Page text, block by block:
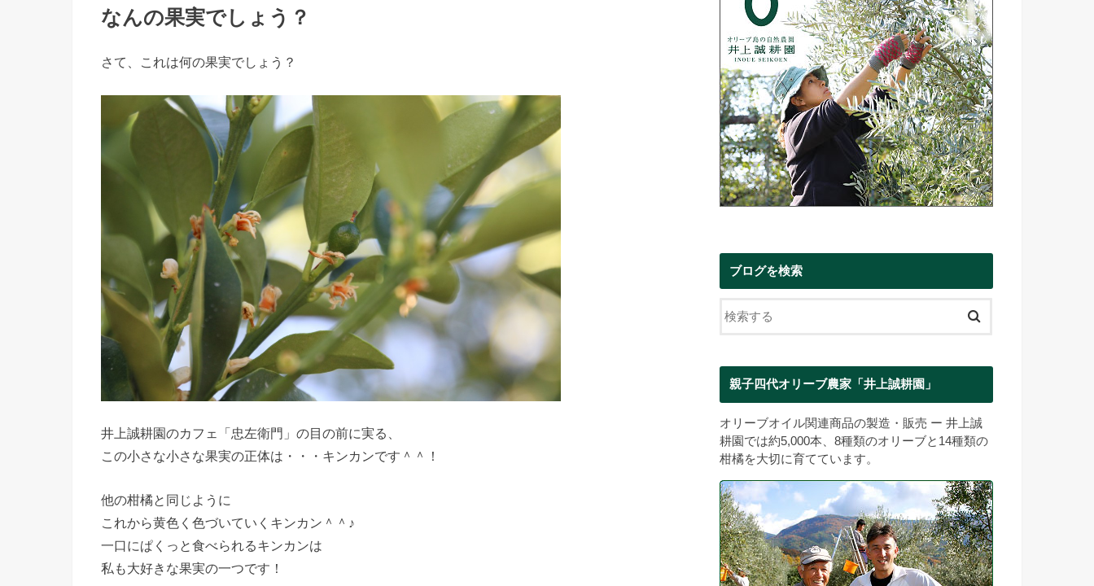
なんの果実でしょう？
さて、これは何の果実でしょう？
井上誠耕園のカフェ「忠左衛門」の目の前に実る、
この小さな小さな果実の正体は・・・キンカンです＾＾！
他の柑橘と同じように
これから黄色く色づいていくキンカン＾＾♪
一口にぱくっと食べられるキンカンは
私も大好きな果実の一つです！
ブログを検索
親子四代オリーブ農家「井上誠耕園」
オリーブオイル関連商品の製造・販売 ー 井上誠
耕園では約5,000本、8種類のオリーブと14種類の
柑橘を大切に育てています。